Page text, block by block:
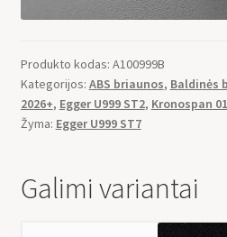
Produkto kodas: A100999B
Kategorijos: ABS briaunos, Baldinės
2026+, Egger U999 ST2, Kronospan
Žyma: Egger U999 ST7
Galimi variantai